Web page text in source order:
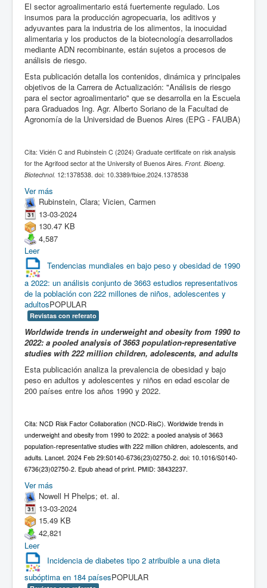
El sector agroalimentario está fuertemente regulado. Los
insumos para la producción agropecuaria, los aditivos y
adyuvantes para la industria de los alimentos, la inocuidad
alimentaria y los productos de la biotecnología desarrollados
mediante ADN recombinante, están sujetos a procesos de
análisis de riesgo.
Esta publicación detalla los contenidos, dinámica y principales
objetivos de la Carrera de Actualización: "Análisis de riesgo
para el sector agroalimentario" que se desarrolla en la Escuela
para Graduados Ing. Agr. Alberto Soriano de la Facultad de
Agronomía de la Universidad de Buenos Aires (EPG - FAUBA)
Cita: Vicién C and Rubinstein C (2024) Graduate certificate on risk analysis
for the Agrifood sector at the University of Buenos Aires. Front. Bioeng.
Biotechnol. 12:1378538. doi: 10.3389/fbioe.2024.1378538
Ver más
Rubinstein, Clara; Vicien, Carmen
13-03-2024
130.47 KB
4,587
Leer
Tendencias mundiales en bajo peso y obesidad de 1990
a 2022: un análisis conjunto de 3663 estudios representativos
de la población con 222 millones de niños, adolescentes y
adultosPOPULAR
Revistas con referato
Worldwide trends in underweight and obesity from 1990 to
2022: a pooled analysis of 3663 population-representative
studies with 222 million children, adolescents, and adults
Esta publicación analiza la prevalencia de obesidad y bajo
peso en adultos y adolescentes y niños en edad escolar de
200 países entre los años 1990 y 2022.
Cita: NCD Risk Factor Collaboration (NCD-RisC). Worldwide trends in
underweight and obesity from 1990 to 2022: a pooled analysis of 3663
population-representative studies with 222 million children, adolescents, and
adults. Lancet. 2024 Feb 29:S0140-6736(23)02750-2. doi: 10.1016/S0140-
6736(23)02750-2. Epub ahead of print. PMID: 38432237.
Ver más
Nowell H Phelps; et. al.
13-03-2024
15.49 KB
42,821
Leer
Incidencia de diabetes tipo 2 atribuible a una dieta
subóptima en 184 paísesPOPULAR